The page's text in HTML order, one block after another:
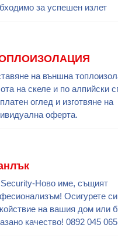
за успешен излет
на външна
на скеле и по алпийски
оглед и изготвяне на
оферта.
Security-Ново име, същият
Осигурете
на вашия дом или
качество! 0892 045 065